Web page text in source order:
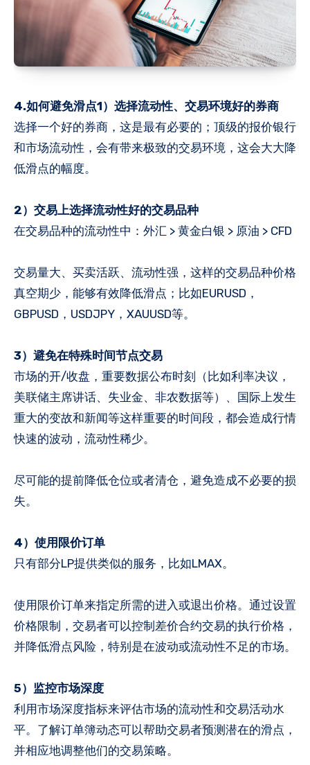
4.如何避免滑点1）选择流动性、交易环境好的券商
选择一个好的券商，这是最有必要的；顶级的报价银行
和市场流动性，会有带来极致的交易环境，这会大大降
低滑点的幅度。
2）交易上选择流动性好的交易品种
在交易品种的流动性中：外汇 > 黄金白银 > 原油 > CFD
交易量大、买卖活跃、流动性强，这样的交易品种价格
真空期少，能够有效降低滑点；比如EURUSD，
GBPUSD，USDJPY，XAUUSD等。
3）避免在特殊时间节点交易
市场的开/收盘，重要数据公布时刻（比如利率决议，
美联储主席讲话、失业金、非农数据等）、国际上发生
重大的变故和新闻等这样重要的时间段，都会造成行情
快速的波动，流动性稀少。
尽可能的提前降低仓位或者清仓，避免造成不必要的损
失。
4）使用限价订单
只有部分LP提供类似的服务，比如LMAX。
使用限价订单来指定所需的进入或退出价格。通过设置
价格限制，交易者可以控制差价合约交易的执行价格，
并降低滑点风险，特别是在波动或流动性不足的市场。
5）监控市场深度
利用市场深度指标来评估市场的流动性和交易活动水
平。了解订单簿动态可以帮助交易者预测潜在的滑点，
并相应地调整他们的交易策略。